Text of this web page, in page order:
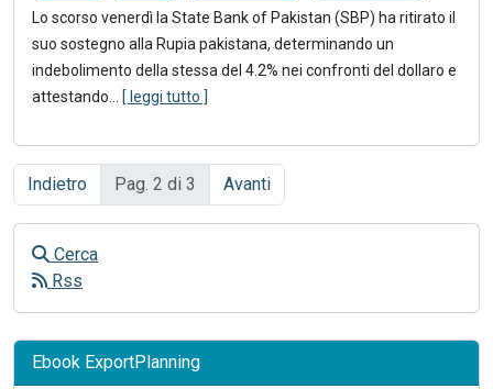
Lo scorso venerdì la State Bank of Pakistan (SBP) ha ritirato il
suo sostegno alla Rupia pakistana, determinando un
indebolimento della stessa del 4.2% nei confronti del dollaro e
attestando...
[ leggi tutto ]
Indietro Pag. 2 di 3 Avanti
Cerca
Rss
Ebook ExportPlanning